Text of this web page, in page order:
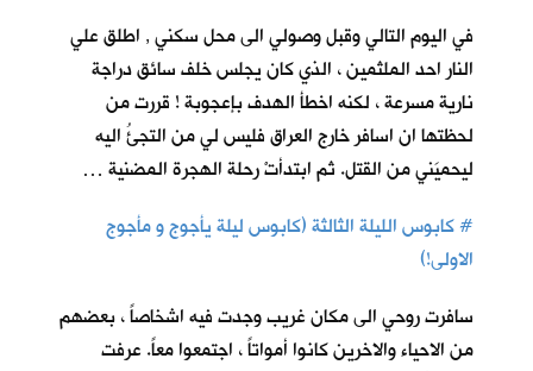
في اليوم التالي وقبل وصولي الى محل سكني , اطلق علي
النار احد الملثمين ، الذي كان يجلس خلف سائق دراجة
نارية مسرعة ، لكنه اخطأ الهدف بإعجوبة ! قررت من
لحظتها ان اسافر خارج العراق فليس لي من التجئُ اليه
ليحميَني من القتل. ثم ابتدأتْ رحلة الهجرة المضنية …
#كابوس الليلة الثالثة (كابوس ليلة يأجوج و مأجوج
الاولى!)
سافرت روحي الى مكان غريب وجدت فيه اشخاصاً ، بعضهم
من الاحياء والاخرين كانوا أمواتاً ، اجتمعوا معاً. عرفت